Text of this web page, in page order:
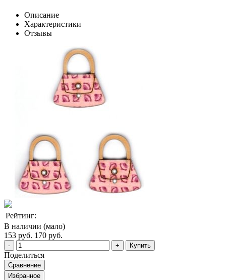
Описание
Характеристики
Отзывы
Рейтинг:
В наличии (мало)
153 руб. 170 руб.
Купить
Поделиться
Сравнение
Избранное